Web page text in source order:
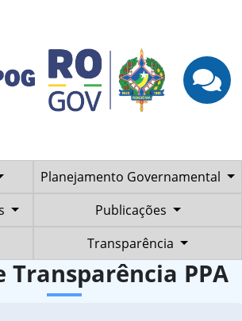
Planejamento Governamental
Publicações
Transparência
Transparência PPA